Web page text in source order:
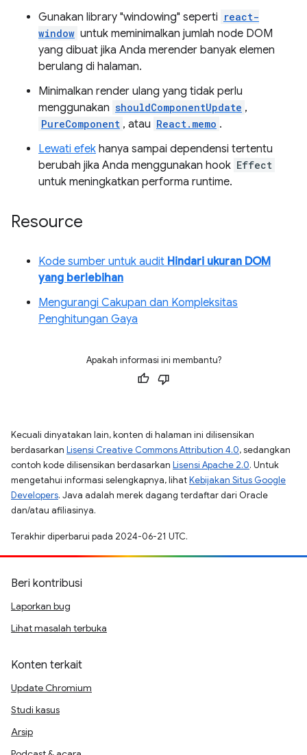
Gunakan library "windowing" seperti react-
window untuk meminimalkan jumlah node DOM
yang dibuat jika Anda merender banyak elemen
berulang di halaman.
Minimalkan render ulang yang tidak perlu
menggunakan shouldComponentUpdate ,
PureComponent , atau React.memo .
Lewati efek hanya sampai dependensi tertentu
berubah jika Anda menggunakan hook Effect
untuk meningkatkan performa runtime.
Resource
Kode sumber untuk audit Hindari ukuran DOM
yang berlebihan
Mengurangi Cakupan dan Kompleksitas
Penghitungan Gaya
Apakah informasi ini membantu?
Kecuali dinyatakan lain, konten di halaman ini dilisensikan
berdasarkan Lisensi Creative Commons Attribution 4.0, sedangkan
contoh kode dilisensikan berdasarkan Lisensi Apache 2.0. Untuk
mengetahui informasi selengkapnya, lihatKebijakan Situs Google
Developers. Java adalah merek dagang terdaftar dari Oracle
dan/atau afiliasinya.
Terakhir diperbarui pada 2024-06-21 UTC.
Beri kontribusi
Laporkan bug
Lihat masalah terbuka
Konten terkait
Update Chromium
Studi kasus
Arsip